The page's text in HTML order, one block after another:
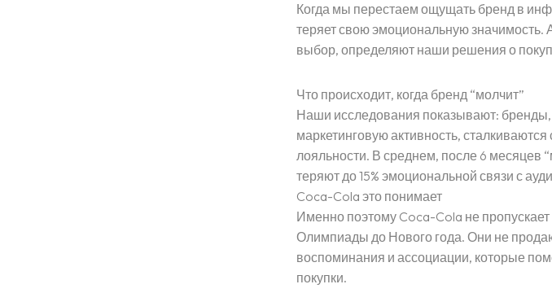
Главная страница
Когда мы перестаем ощущать бренд в
теряет свою эмоциональную
выбор, определяют наши решения о
Что происходит, когда бренд “молчит”
Наши исследования показывают:
маркетинговую активность,
лояльности. В среднем, после 6 месяцев
теряют до 15% эмоциональной связи с
Coca-Cola это понимает
Именно поэтому Coca-Cola не
Олимпиады до Нового года. Они не
воспоминания и ассоциации, которые
покупки.